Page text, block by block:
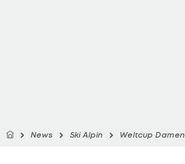
News Ski Alpin Weltcup Damen